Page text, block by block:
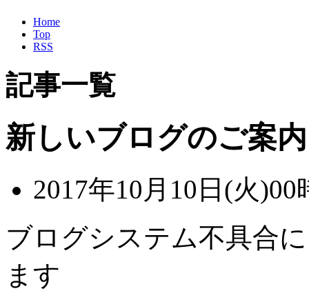
Home
Top
RSS
記事一覧
新しいブログのご案内
2017年10月10日(火)00
ブログシステム不具合
ます